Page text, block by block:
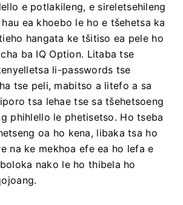
e potlakileng, e sireletsehileng
ea khoebo le ho e tšehetsa ka
hangata ke tšitiso ea pele ho
ba IQ Option. Litaba tse
li-passwords tse
tse peli, mabitso a litefo a sa
tsa lehae tse sa tšehetsoeng
phihlello le phetisetso. Ho tseba
oa ho kena, libaka tsa ho
na ke mekhoa efe ea ho lefa e
nako le ho thibela ho